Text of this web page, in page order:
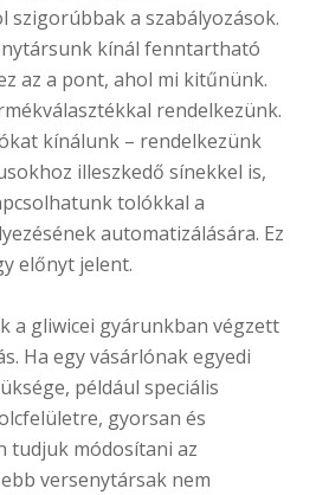
szigorúbbak a szabályozások.
kínál fenntartható
az a pont, ahol mi kitűnünk.
rendelkezünk.
kínálunk – rendelkezünk
illeszkedő sínekkel is,
tolókkal a
automatizálására. Ez
előnyt jelent.
a gliwicei gyárunkban végzett
Ha egy vásárlónak egyedi
például speciális
gyorsan és
tudjuk módosítani az
versenytársak nem